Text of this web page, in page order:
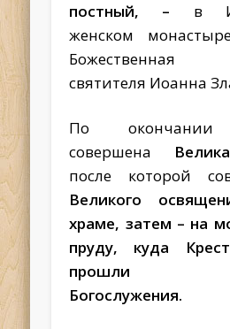
постный,
– в
женском
Божественная
святителя Иоанна
По окончании
совершена
после которой
Великого
храме, затем – на
пруду, куда
прошли
Богослужения.